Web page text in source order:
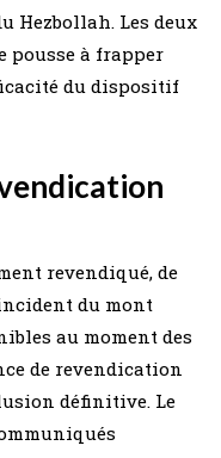
Hezbollah. Les deux
pousse à frapper
du dispositif
revendiqué, de
du mont
au moment des
de revendication
définitive. Le